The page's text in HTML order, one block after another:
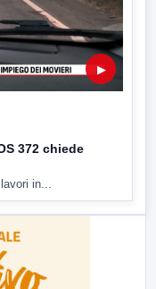
▶
372 chiede
in...